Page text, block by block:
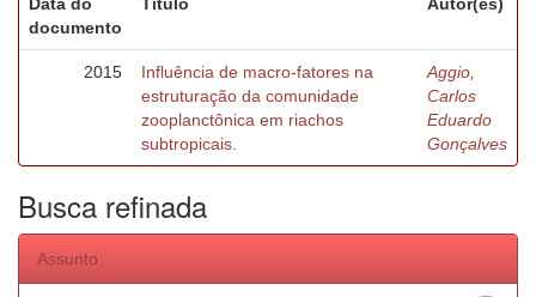
documento
2015
Influência de macro-fatores na
estruturação da comunidade
zooplanctônica em riachos
subtropicais.
Aggio,
Carlos
Eduardo
Gonçalves
Busca refinada
Assunto